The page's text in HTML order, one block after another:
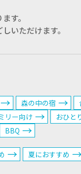
す。
いただけます。
森の中の宿
リー向け
おひと
BBQ
夏におすすめ